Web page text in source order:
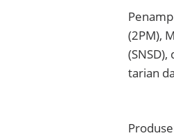
(2PM),
tarian